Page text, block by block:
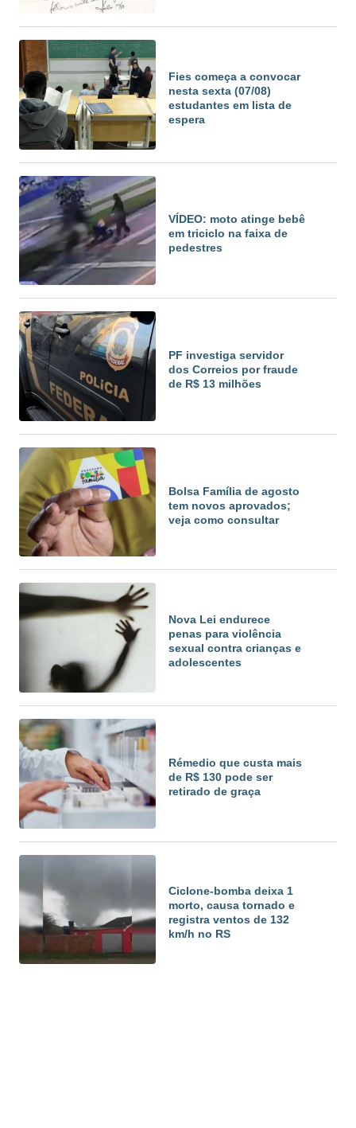
Fies começa a convocar
nesta sexta (07/08)
estudantes em lista de
espera
VÍDEO: moto atinge bebê
em triciclo na faixa de
pedestres
PF investiga servidor
dos Correios por fraude
de R$ 13 milhões
Bolsa Família de agosto
tem novos aprovados;
veja como consultar
Nova Lei endurece
penas para violência
sexual contra crianças e
adolescentes
Rémedio que custa mais
de R$ 130 pode ser
retirado de graça
Ciclone-bomba deixa 1
morto, causa tornado e
registra ventos de 132
km/h no RS